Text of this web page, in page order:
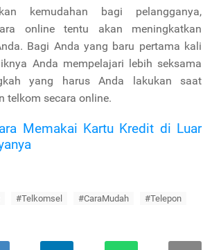
kemudahan bagi pelangganya,
online tentu akan meningkatkan
Bagi Anda yang baru pertama kali
Anda mempelajari lebih seksama
yang harus Anda lakukan saat
telkom secara online.
Memakai Kartu Kredit di Luar
#Telkomsel #CaraMudah #Telepon